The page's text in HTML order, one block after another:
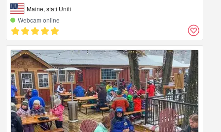
Maine, stati Uniti
Webcam online